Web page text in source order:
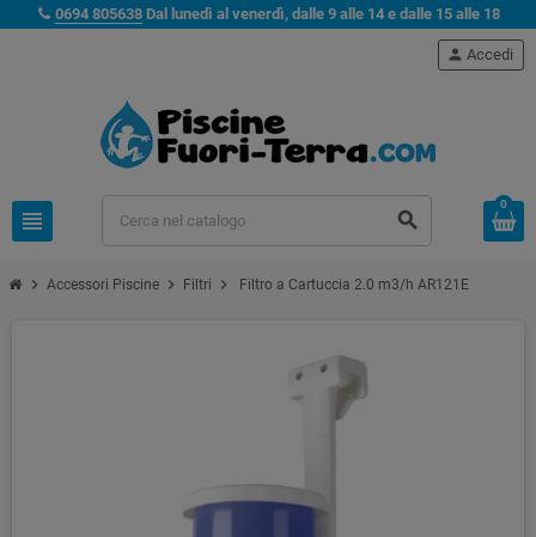
0694 805638 Dal lunedì al venerdì, dalle 9 alle 14 e dalle 15 alle 18
view_headline search
person Accedi
0
chevron_right Accessori Piscine chevron_right Filtri chevron_right Filtro a Cartuccia 2.0 m3/h AR121E